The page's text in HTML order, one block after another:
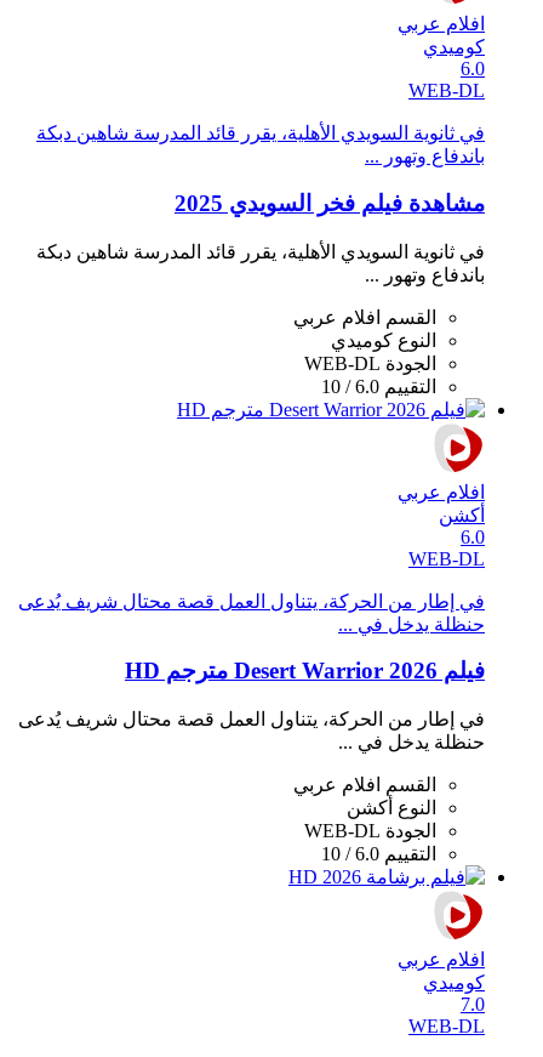
افلام عربي
كوميدي
6.0
WEB-DL
في ثانوية السويدي الأهلية، يقرر قائد المدرسة شاهين دبكة
باندفاع وتهور ...
مشاهدة فيلم فخر السويدي 2025
في ثانوية السويدي الأهلية، يقرر قائد المدرسة شاهين دبكة
باندفاع وتهور ...
القسم
افلام عربي
النوع كوميدي
الجودة WEB-DL
التقييم 6.0 / 10
افلام عربي
أكشن
6.0
WEB-DL
في إطار من الحركة، يتناول العمل قصة محتال شريف يُدعى
حنظلة يدخل في ...
فيلم Desert Warrior 2026 مترجم HD
في إطار من الحركة، يتناول العمل قصة محتال شريف يُدعى
حنظلة يدخل في ...
القسم
افلام عربي
النوع أكشن
الجودة WEB-DL
التقييم 6.0 / 10
افلام عربي
كوميدي
7.0
WEB-DL